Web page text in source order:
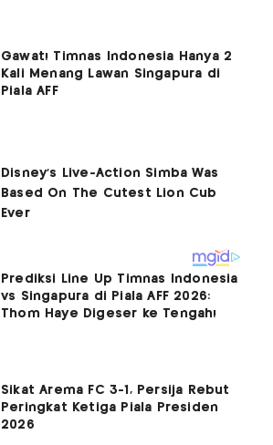
Gawat! Timnas Indonesia Hanya 2
Kali Menang Lawan Singapura di
Piala AFF
Prediksi Line Up Timnas Indonesia
vs Singapura di Piala AFF 2026:
Thom Haye Digeser ke Tengah!
Sikat Arema FC 3-1, Persija Rebut
Peringkat Ketiga Piala Presiden
2026